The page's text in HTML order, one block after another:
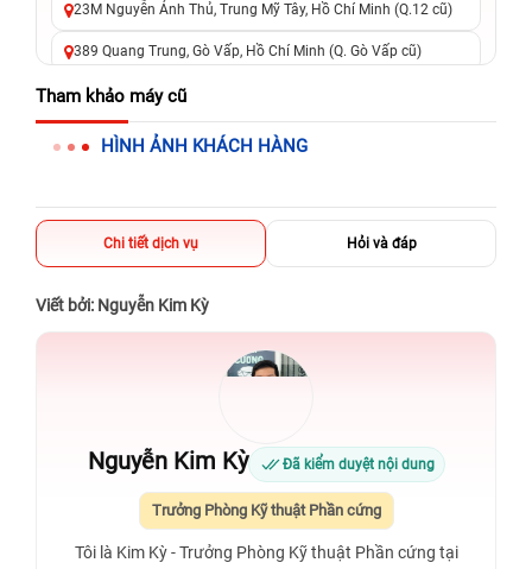
23M Nguyễn Ảnh Thủ, Trung Mỹ Tây, Hồ Chí Minh (Q.12 cũ)
389 Quang Trung, Gò Vấp, Hồ Chí Minh (Q. Gò Vấp cũ)
625 - 625A Âu Cơ, Tân Phú, Hồ Chí Minh (Quận Tân Phú cũ)
326 Lê Văn Việt, Tăng Nhơn Phú, Hồ Chí Minh (Q.9 TP. Thủ
Đức cũ)
Đức Cũ)
70 Nguyễn An Ninh, Dĩ An, Hồ Chí Minh (Bình Dương Cũ)
24h Vũng Tàu: 162A Ba Cu, Vũng Tàu, Hồ Chí Minh (TP. Vũng
Tàu cũ)
198 Hoàng Văn Thụ, Tân Sơn Nhất, Hồ Chí Minh (Tân Bình
Tham khảo máy cũ
HÌNH ẢNH KHÁCH HÀNG
Chi tiết dịch vụ Hỏi và đáp
Viết bởi: Nguyễn Kim Kỳ
Nguyễn Kim Kỳ Đã kiểm duyệt nội dung
Trưởng Phòng Kỹ thuật Phần cứng
Tôi là Kim Kỳ - Trưởng Phòng Kỹ thuật Phần cứng tại